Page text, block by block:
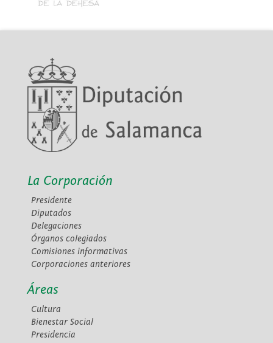
La Corporación
Presidente
Diputados
Delegaciones
Órganos colegiados
Comisiones informativas
Corporaciones anteriores
Áreas
Cultura
Bienestar Social
Presidencia